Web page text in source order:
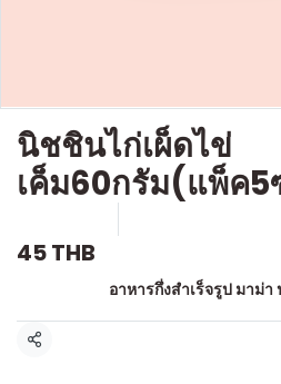
นิชชินไก่เผ็ดไข่
เค็ม60กรัม(แพ็ค5
45 THB
อาหารกึ่งสำเร็จรูป มาม่า
แชร์